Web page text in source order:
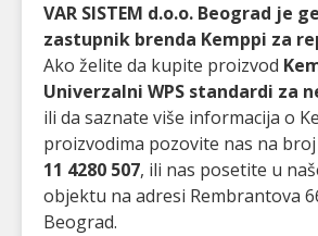
VAR SISTEM d.o.o. Beograd je
zastupnik brenda Kemppi za
Ako želite da kupite proizvod
Univerzalni WPS standardi za
ili da saznate više informacija o
proizvodima pozovite nas na
11 4280 507, ili nas posetite u
objektu na adresi Rembrantova
Beograd.